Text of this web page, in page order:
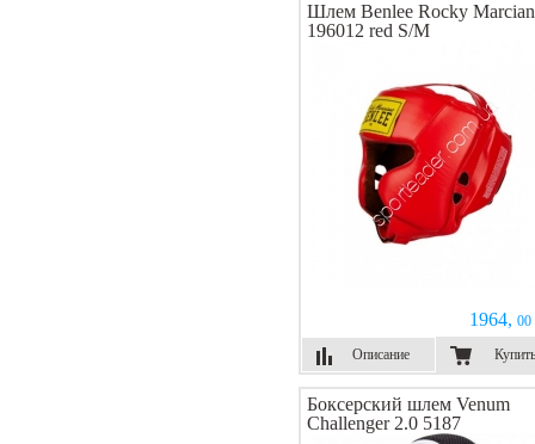
Шлем Benlee Rocky
196012 red S/M
1964, 00
Описание
Купить
Боксерский шлем Venum
Challenger 2.0 5187